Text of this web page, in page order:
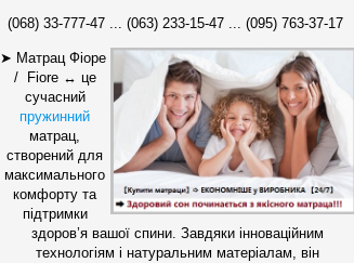
(068) 33-777-47 ... (063) 233-15-47 ... (095) 763-37-17
➤ Матрац Фіоре
/
Fiore↔ це
сучасний
пружинний
матрац,
створений для
максимального
комфорту та
підтримки
здоров’я вашої спини. Завдяки інноваційним
технологіям і натуральним матеріалам, він